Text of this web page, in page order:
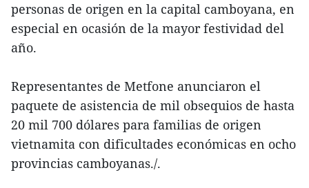
personas de origen en la capital camboyana, en
especial en ocasión de la mayor festividad del
año.
Representantes de Metfone anunciaron el
paquete de asistencia de mil obsequios de hasta
20 mil 700 dólares para familias de origen
vietnamita con dificultades económicas en ocho
provincias camboyanas./.